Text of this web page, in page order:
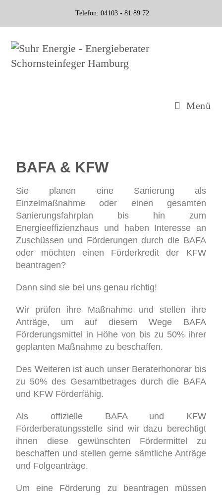
Telefon: 04103 - 81 89 72
Menü
BAFA & KFW
Sie planen eine Sanierung als
Einzelmaßnahme oder einen gesamten
Sanierungsfahrplan bis hin zum
Energieeffizienzhaus und haben Interesse an
Zuschüssen und Förderungen durch die BAFA
oder möchten einen Förderkredit der KFW
beantragen?
Dann sind sie bei uns genau richtig!
Wir prüfen ihre Maßnahme und stellen ihre
Anträge, um auf diesem Wege BAFA
Förderungsmittel in Höhe von bis zu 50% ihrer
geplanten Maßnahme zu beschaffen.
Des Weiteren ist auch unser Beraterhonorar bis
zu 50% des Gesamtbetrages durch die BAFA
und KFW Förderfähig.
Als offizielle BAFA und KFW
Förderberatungsstelle sind wir dazu berechtigt
ihnen diese gewünschten Fördermittel zu
beschaffen und stellen gerne sämtliche Anträge
und Folgeanträge.
Um eine Förderung zu beantragen müssen